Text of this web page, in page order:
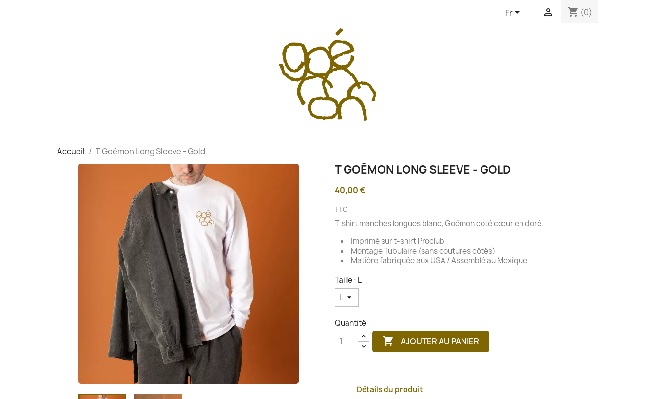
Fr  shopping_cart (0)
Accueil T Goémon Long Sleeve - Gold
T GOÉMON LONG SLEEVE - GOLD
40,00 €
TTC
T-shirt manches longues blanc, Goémon coté cœur en doré.
Imprimé sur t-shirt Proclub
Montage Tubulaire (sans coutures côtés)
Matière fabriquée aux USA / Assemblé au Mexique
Taille : L
Quantité
 AJOUTER AU PANIER
Détails du produit